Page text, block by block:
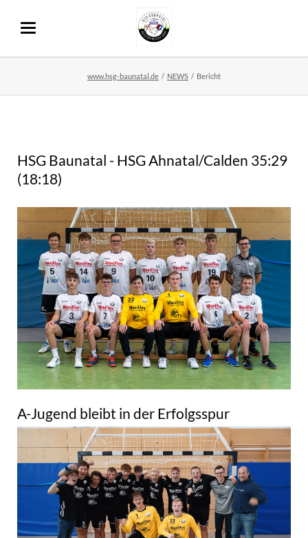
www.hsg-baunatal.de NEWS Bericht
HSG Baunatal - HSG Ahnatal/Calden 35:29
(18:18)
A-Jugend bleibt in der Erfolgsspur